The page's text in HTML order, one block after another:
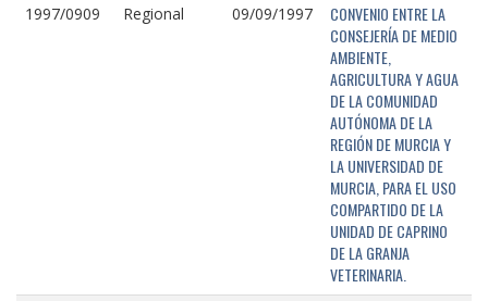
1997/0909 Regional 09/09/1997
CONVENIO ENTRE LA
CONSEJERÍA DE MEDIO
AMBIENTE,
AGRICULTURA Y AGUA
DE LA COMUNIDAD
AUTÓNOMA DE LA
REGIÓN DE MURCIA Y
LA UNIVERSIDAD DE
MURCIA, PARA EL USO
COMPARTIDO DE LA
UNIDAD DE CAPRINO
DE LA GRANJA
VETERINARIA.